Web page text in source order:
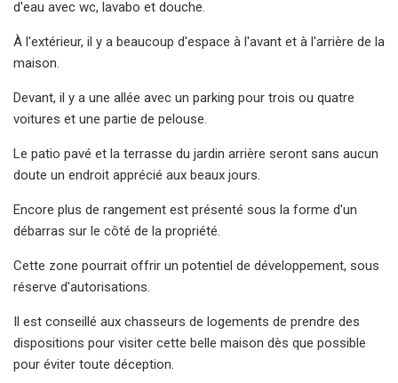
d'eau avec wc, lavabo et douche.
À l'extérieur, il y a beaucoup d'espace à l'avant et à l'arrière de la
maison.
Devant, il y a une allée avec un parking pour trois ou quatre
voitures et une partie de pelouse.
Le patio pavé et la terrasse du jardin arrière seront sans aucun
doute un endroit apprécié aux beaux jours.
Encore plus de rangement est présenté sous la forme d'un
débarras sur le côté de la propriété.
Cette zone pourrait offrir un potentiel de développement, sous
réserve d'autorisations.
Il est conseillé aux chasseurs de logements de prendre des
dispositions pour visiter cette belle maison dès que possible
pour éviter toute déception.